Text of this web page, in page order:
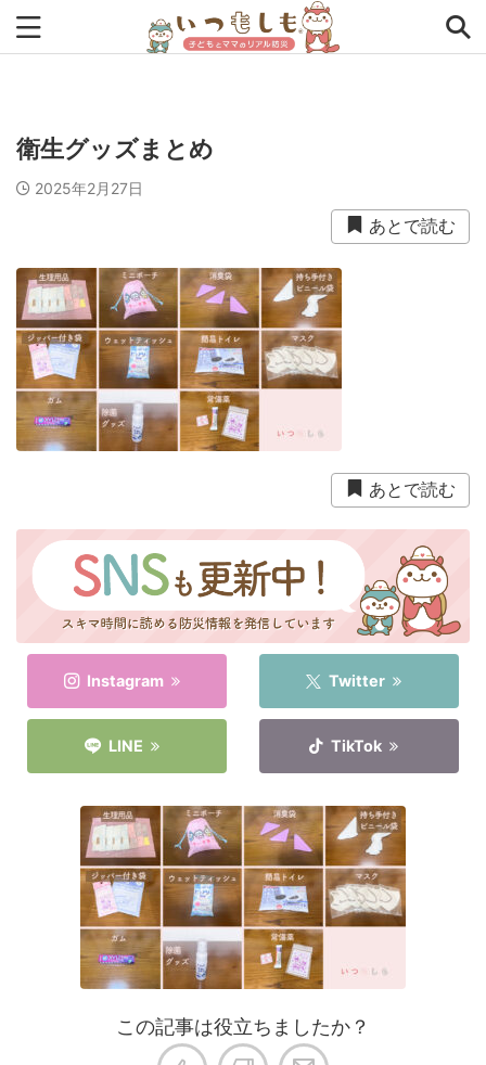
チェックリスト
ローリングストック 主食 事前対策
停電 備蓄 収納 台風 在宅避難
夏 外出中 外出先
暮らし方 検証 特別企画 生理
避難前
避難所 野菜 防災おでかけ 防災グッズ
防災ポーチ 防災学習 非常持出袋 非常食
衛生グッズまとめ
2025年2月27日
あとで読む
あとで読む
Instagram Twitter
LINE TikTok
この記事は役立ちましたか？